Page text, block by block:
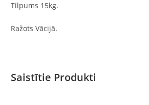
Tilpums 15kg.
Ražots Vācijā.
Saistītie Produkti